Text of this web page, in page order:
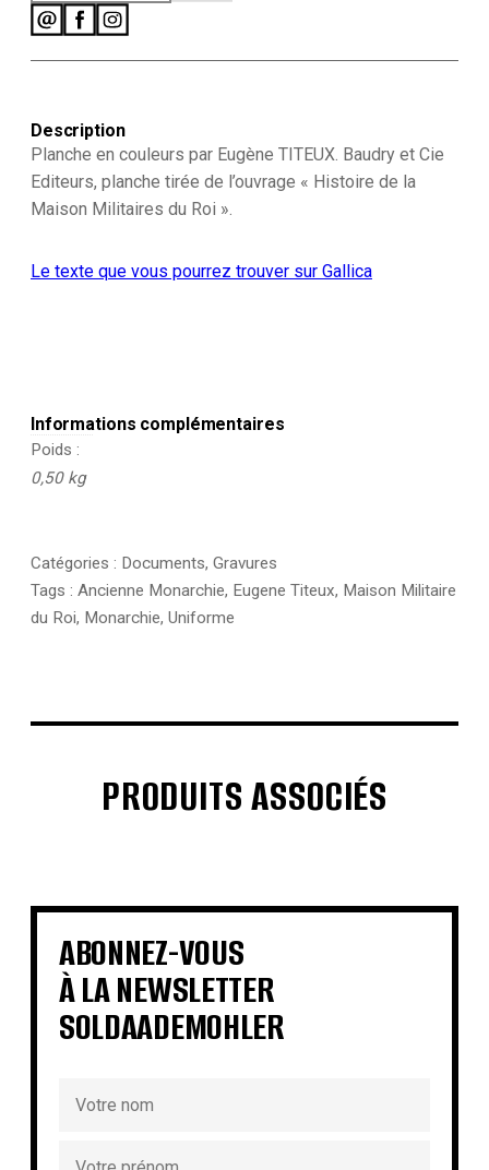
Description
Planche en couleurs par Eugène TITEUX. Baudry et Cie
Editeurs, planche tirée de l’ouvrage « Histoire de la
Maison Militaires du Roi ».
Le texte que vous pourrez trouver sur Gallica
Informations complémentaires
Poids
0,50 kg
Catégories : Documents, Gravures
Tags : Ancienne Monarchie, Eugene Titeux, Maison Militaire
du Roi, Monarchie, Uniforme
PRODUITS ASSOCIÉS
€ €
€ € €
€ €
ABONNEZ-VOUS
À LA NEWSLETTER
SOLDAADEMOHLER